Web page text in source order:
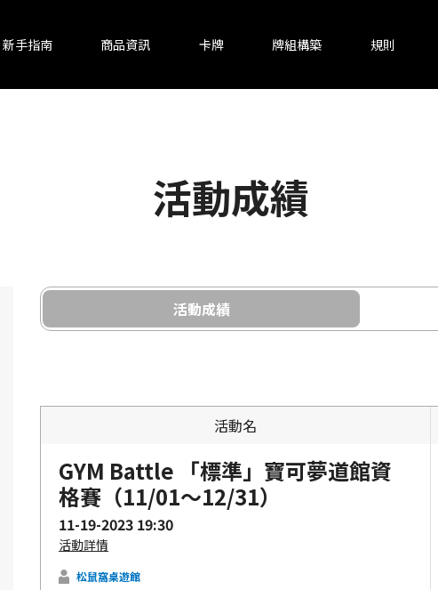
新手指南 商品資訊 卡牌 牌組構築 規則
活動成績
活動成績
活動名
GYM Battle 「標準」寶可夢道館資
格賽（11/01～12/31）
11-19-2023 19:30
活動詳情
松鼠窩桌遊館